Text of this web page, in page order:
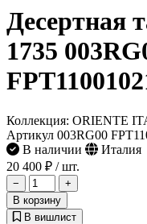
Десертная
1735
Коллекция: ORIENTE
Артикул 003RG00
В наличии
Италия
20 400 ₽ / шт.
−
+
В корзину
В вишлист